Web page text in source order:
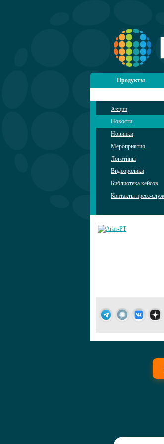
Продукты
Акции
Новости
Новинки
Мероприятия
Логотипы
Видеоролики
Библиотека кейсов
Контакты пресс-